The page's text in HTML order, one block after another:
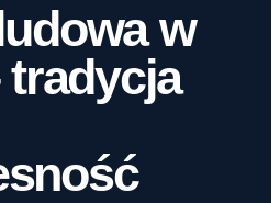
w
tradycja